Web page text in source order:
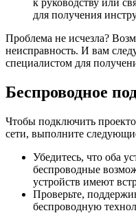
для получения
Проблема не исчезла?
неисправность. И вам
специалистом для
Беспроводное
Чтобы подключить
сети, выполните
Убедитесь, что оба
беспроводные
устройств имеют
Проверьте,
беспроводную